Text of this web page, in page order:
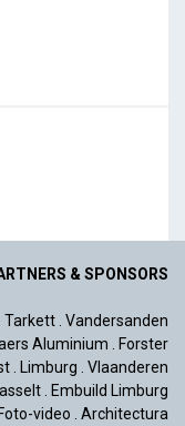
& SPONSORS
Tarkett Vandersanden
Aluminium
Forster
Limburg
Vlaanderen
Embuild Limburg
video
Architectura